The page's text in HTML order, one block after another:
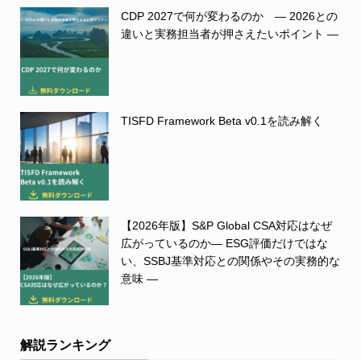
CDP 2027で何が変わるのか ― 2026との
違いと実務担当者が押さえたいポイント ―
TISFD Framework Beta v0.1を読み解く
【2026年版】S&P Global CSA対応はなぜ
広がっているのか― ESG評価だけではな
い、SSBJ基準対応との関係やその実務的な
意味 ―
解説ランキング